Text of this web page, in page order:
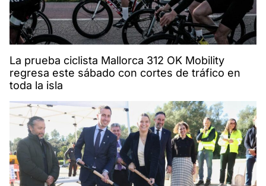
La prueba ciclista Mallorca 312 OK Mobility
regresa este sábado con cortes de tráfico en
toda la isla